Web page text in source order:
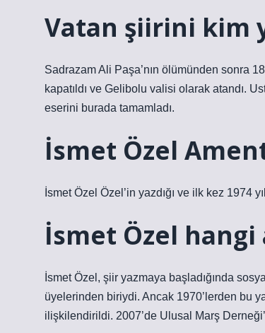
Vatan şiirini kim
Sadrazam Ali Paşa’nın ölümünden sonra
kapatıldı ve Gelibolu valisi olarak atandı.
eserini burada tamamladı.
İsmet Özel
İsmet Özel Özel’in yazdığı ve ilk kez 1974
İsmet Özel hangi
İsmet Özel, şiir yazmaya başladığında
üyelerinden biriydi. Ancak 1970’lerden bu
ilişkilendirildi. 2007’de Ulusal Marş